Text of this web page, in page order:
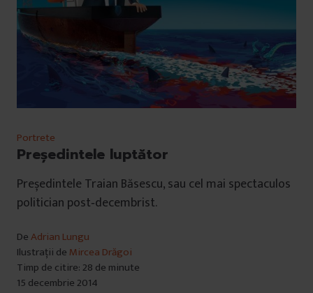
Portrete
Președintele luptător
Președintele Traian Băsescu, sau cel mai spectaculos
politician post‑decembrist.
DeAdrian Lungu
Ilustrații de Mircea Drăgoi
Timp de citire: 28 de minute
15 decembrie 2014